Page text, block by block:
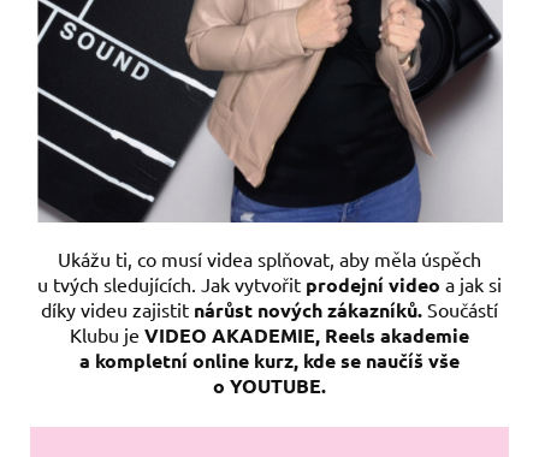
Ukážu ti, co musí videa splňovat, aby měla úspěch
u tvých sledujících. Jak vytvořit prodejní video a jak si
díky videu zajistit nárůst nových zákazníků. Součástí
Klubu je VIDEO AKADEMIE, Reels akademie
a kompletní online kurz, kde se naučíš vše
o YOUTUBE.